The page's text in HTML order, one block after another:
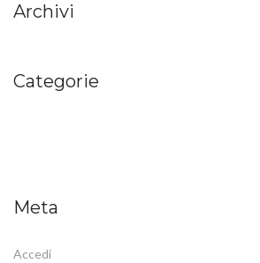
Archivi
Categorie
Meta
Accedi